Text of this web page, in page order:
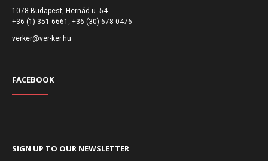
1078 Budapest, Hernád u. 54.
+36 (1) 351-6661 , +36 (30) 678-0476
verker@ver-ker.hu
FACEBOOK
SIGN UP TO OUR NEWSLETTER